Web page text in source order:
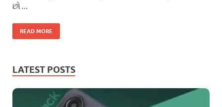
છો …
READ MORE
LATEST POSTS